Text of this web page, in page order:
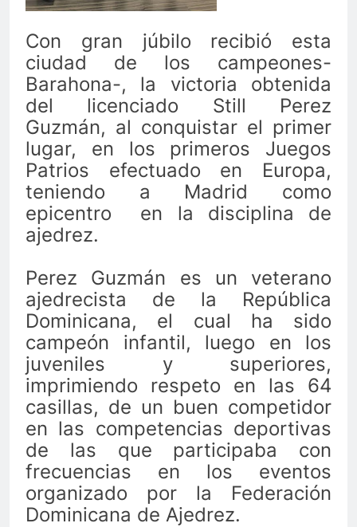
Con gran júbilo recibió esta
ciudad de los campeones-
Barahona-, la victoria obtenida
del licenciado Still Perez
Guzmán, al conquistar el primer
lugar, en los primeros Juegos
Patrios efectuado en Europa,
teniendo a Madrid como
epicentro en la disciplina de
ajedrez.
Perez Guzmán es un veterano
ajedrecista de la República
Dominicana, el cual ha sido
campeón infantil, luego en los
juveniles y superiores,
imprimiendo respeto en las 64
casillas, de un buen competidor
en las competencias deportivas
de las que participaba con
frecuencias en los eventos
organizado por la Federación
Dominicana de Ajedrez.